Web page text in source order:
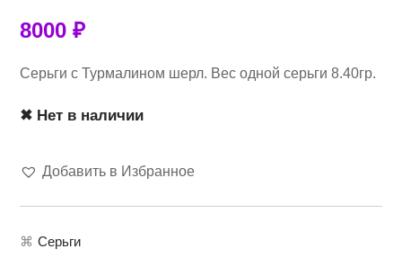
8000₽
Серьги с Турмалином шерл. Вес одной серьги 8.40гр.
✖ Нет в наличии
Добавить в Избранное
⌘ Серьги